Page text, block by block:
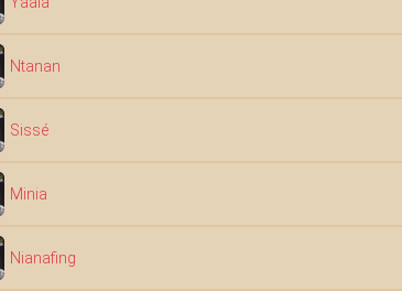
Ntanan
Sissé
Minia
Nianafing